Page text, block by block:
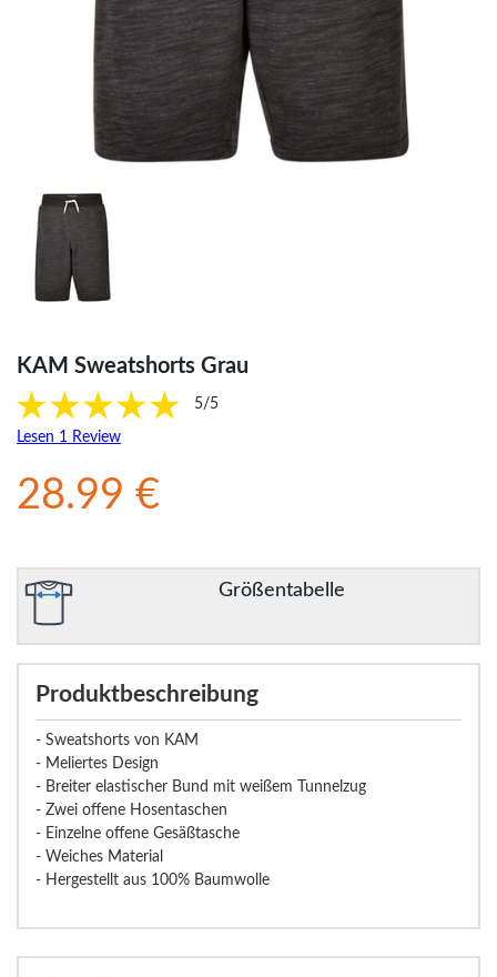
KAM Sweatshorts Grau
5/5
Lesen 1 Review
28.99 €
Größentabelle
Produktbeschreibung
- Sweatshorts von KAM
- Meliertes Design
- Breiter elastischer Bund mit weißem Tunnelzug
- Zwei offene Hosentaschen
- Einzelne offene Gesäßtasche
- Weiches Material
- Hergestellt aus 100% Baumwolle